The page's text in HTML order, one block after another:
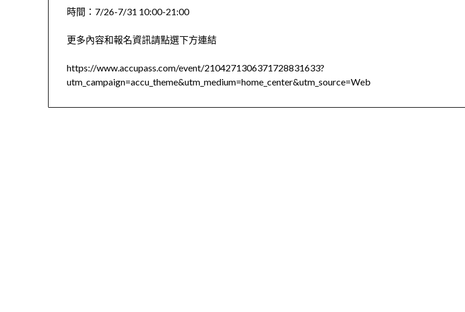
時間：7/26-7/31 10:00-21:00
更多內容和報名資訊請點選下方連結
https://www.accupass.com/event/2104271306371728831633?
utm_campaign=accu_theme&utm_medium=home_center&utm_source=Web